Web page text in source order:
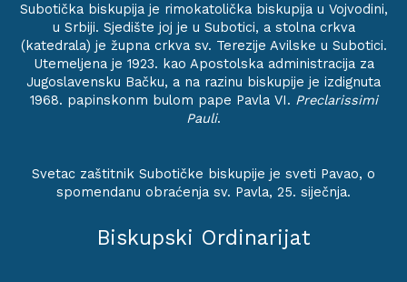
Subotička biskupija je rimokatolička biskupija u Vojvodini,
u Srbiji. Sjedište joj je u Subotici, a stolna crkva
(katedrala) je župna crkva sv. Terezije Avilske u Subotici.
Utemeljena je 1923. kao Apostolska administracija za
Jugoslavensku Bačku, a na razinu biskupije je izdignuta
1968. papinskonm bulom pape Pavla VI. Preclarissimi
Pauli.
Svetac zaštitnik Subotičke biskupije je sveti Pavao, o
spomendanu obraćenja sv. Pavla, 25. siječnja.
Biskupski Ordinarijat